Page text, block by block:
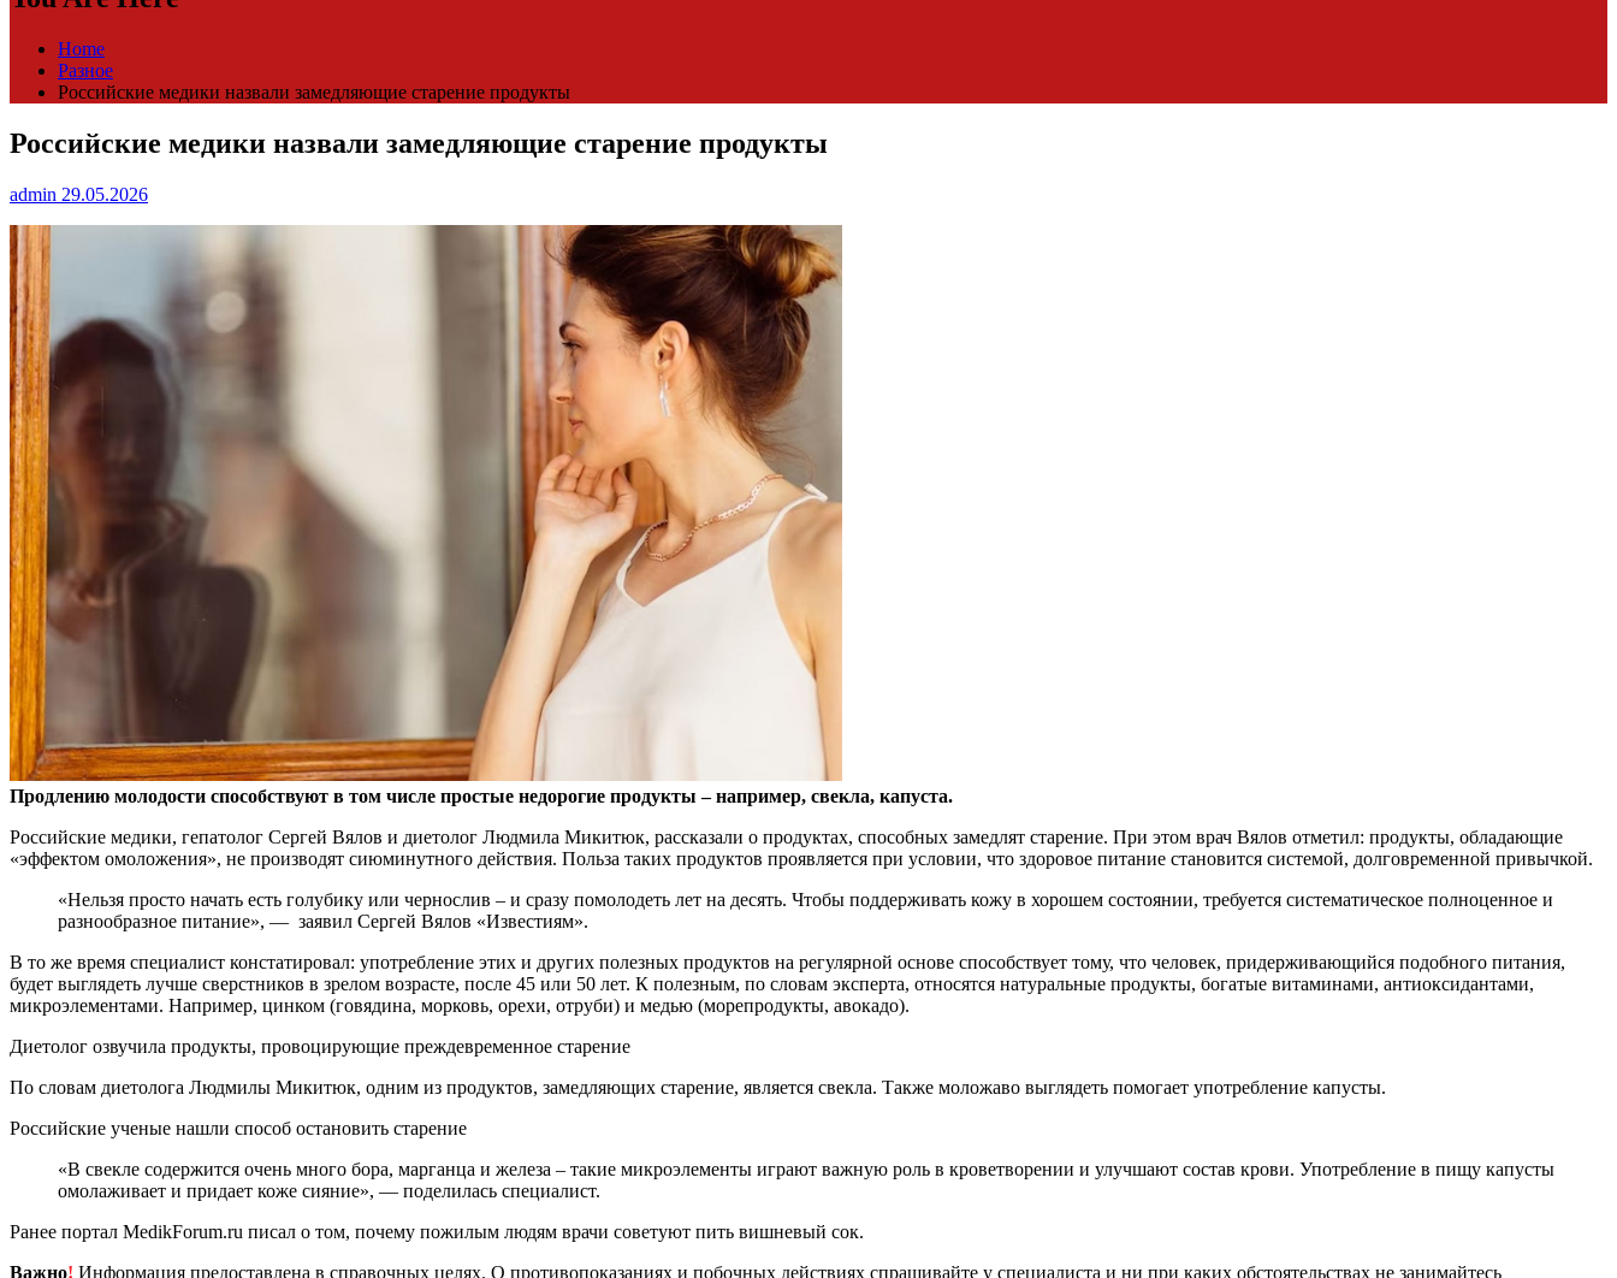
Home
Разное
Российские медики назвали замедляющие старение продукты
Российские медики назвали замедляющие старение продукты
admin 29.05.2026
Продлению молодости способствуют в том числе простые недорогие продукты – например, свекла, капуста.
Российские медики, гепатолог Сергей Вялов и диетолог Людмила Микитюк, рассказали о продуктах, способных замедлят старение. При этом врач Вялов отметил: продукты, обладающие
«эффектом омоложения», не производят сиюминутного действия. Польза таких продуктов проявляется при условии, что здоровое питание становится системой, долговременной привычкой.
«Нельзя просто начать есть голубику или чернослив – и сразу помолодеть лет на десять. Чтобы поддерживать кожу в хорошем состоянии, требуется систематическое полноценное и
разнообразное питание», — заявил Сергей Вялов «Известиям».
В то же время специалист констатировал: употребление этих и других полезных продуктов на регулярной основе способствует тому, что человек, придерживающийся подобного питания,
будет выглядеть лучше сверстников в зрелом возрасте, после 45 или 50 лет. К полезным, по словам эксперта, относятся натуральные продукты, богатые витаминами, антиоксидантами,
микроэлементами. Например, цинком (говядина, морковь, орехи, отруби) и медью (морепродукты, авокадо).
Диетолог озвучила продукты, провоцирующие преждевременное старение
По словам диетолога Людмилы Микитюк, одним из продуктов, замедляющих старение, является свекла. Также моложаво выглядеть помогает употребление капусты.
Российские ученые нашли способ остановить старение
«В свекле содержится очень много бора, марганца и железа – такие микроэлементы играют важную роль в кроветворении и улучшают состав крови. Употребление в пищу капусты
омолаживает и придает коже сияние», — поделилась специалист.
Ранее портал MedikForum.ru писал о том, почему пожилым людям врачи советуют пить вишневый сок.
Важно! Информация предоставлена в справочных целях. О противопоказаниях и побочных действиях спрашивайте у специалиста и ни при каких обстоятельствах не занимайтесь